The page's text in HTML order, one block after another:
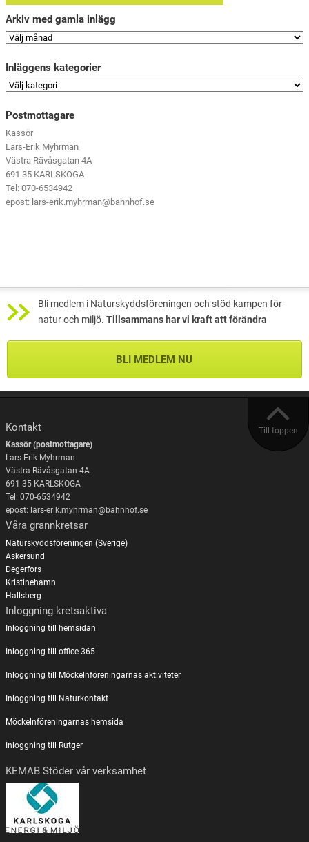
Arkiv med gamla inlägg
Inläggens kategorier
Postmottagare
Kassör
Lars-Erik Myhrman
Västra Rävåsgatan 4A
691 35 KARLSKOGA
Tel: 070-6534942
epost: lars-erik.myhrman@bahnhof.se
Bli medlem i Naturskyddsföreningen och stöd kampen för
natur och miljö. Tillsammans har vi kraft att förändra
BLI MEDLEM NU
Till toppen
Kontakt
Kassör (postmottagare)
Lars-Erik Myhrman
Västra Rävåsgatan 4A
691 35 KARLSKOGA
Tel: 070-6534942
epost: lars-erik.myhrman@bahnhof.se
Våra grannkretsar
Naturskyddsföreningen (Sverige)
Askersund
Degerfors
Kristinehamn
Hallsberg
Inloggning kretsaktiva
Inloggning till hemsidan
Inloggning till office 365
Inloggning till Möckelnföreningarnas aktiviteter
Inloggning till Naturkontakt
Möckelnföreningarnas hemsida
Inloggning till Rutger
KEMAB Stöder vår verksamhet